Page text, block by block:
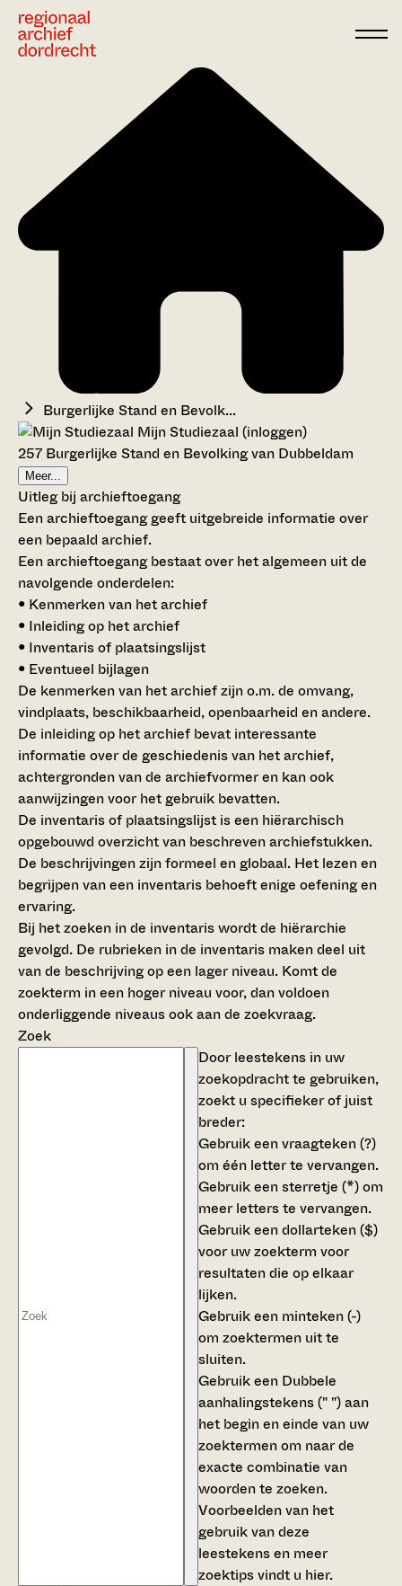
Burgerlijke Stand en Bevolk...
Mijn Studiezaal (inloggen)
257 Burgerlijke Stand en Bevolking van Dubbeldam
Meer...
Uitleg bij archieftoegang
Een archieftoegang geeft uitgebreide informatie over
een bepaald archief.
Een archieftoegang bestaat over het algemeen uit de
navolgende onderdelen:
• Kenmerken van het archief
• Inleiding op het archief
• Inventaris of plaatsingslijst
• Eventueel bijlagen
De kenmerken van het archief zijn o.m. de omvang,
vindplaats, beschikbaarheid, openbaarheid en andere.
De inleiding op het archief bevat interessante
informatie over de geschiedenis van het archief,
achtergronden van de archiefvormer en kan ook
aanwijzingen voor het gebruik bevatten.
De inventaris of plaatsingslijst is een hiërarchisch
opgebouwd overzicht van beschreven archiefstukken.
De beschrijvingen zijn formeel en globaal. Het lezen en
begrijpen van een inventaris behoeft enige oefening en
ervaring.
Bij het zoeken in de inventaris wordt de hiërarchie
gevolgd. De rubrieken in de inventaris maken deel uit
van de beschrijving op een lager niveau. Komt de
zoekterm in een hoger niveau voor, dan voldoen
onderliggende niveaus ook aan de zoekvraag.
Zoek
Door leestekens in uw
zoekopdracht te gebruiken,
zoekt u specifieker of juist
breder:
Gebruik eenvraagteken (?)
om één letter te vervangen.
Gebruik eensterretje (*)om
meer letters te vervangen.
Gebruik eendollarteken ($)
voor uw zoekterm voor
resultaten die op elkaar
lijken.
Gebruik een minteken (-)
om zoektermen uit te
sluiten.
Gebruik een Dubbele
aanhalingstekens (" ")aan
het begin en einde van uw
zoektermen om naar de
exacte combinatie van
woorden te zoeken.
Voorbeelden van het
gebruik van deze
leestekens en meer
zoektips vindt u hier.